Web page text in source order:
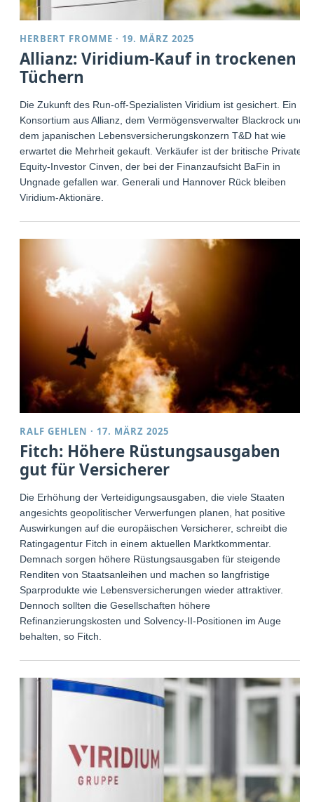
HERBERT FROMME · 19. MÄRZ 2025
Allianz: Viridium-Kauf in trockenen
Tüchern
Die Zukunft des Run-off-Spezialisten Viridium ist gesichert. Ein
Konsortium aus Allianz, dem Vermögensverwalter Blackrock und
dem japanischen Lebensversicherungskonzern T&D hat wie
erwartet die Mehrheit gekauft. Verkäufer ist der britische Private-
Equity-Investor Cinven, der bei der Finanzaufsicht BaFin in
Ungnade gefallen war. Generali und Hannover Rück bleiben
Viridium-Aktionäre.
RALF GEHLEN · 17. MÄRZ 2025
Fitch: Höhere Rüstungsausgaben
gut für Versicherer
Die Erhöhung der Verteidigungsausgaben, die viele Staaten
angesichts geopolitischer Verwerfungen planen, hat positive
Auswirkungen auf die europäischen Versicherer, schreibt die
Ratingagentur Fitch in einem aktuellen Marktkommentar.
Demnach sorgen höhere Rüstungsausgaben für steigende
Renditen von Staatsanleihen und machen so langfristige
Sparprodukte wie Lebensversicherungen wieder attraktiver.
Dennoch sollten die Gesellschaften höhere
Refinanzierungskosten und Solvency-II-Positionen im Auge
behalten, so Fitch.